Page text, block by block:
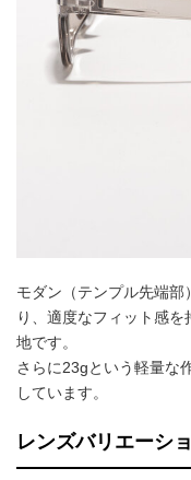
モダン（テンプル先端
り、適度なフィット感
地です。
さらに23gという軽量な
しています。
レンズバリエーシ